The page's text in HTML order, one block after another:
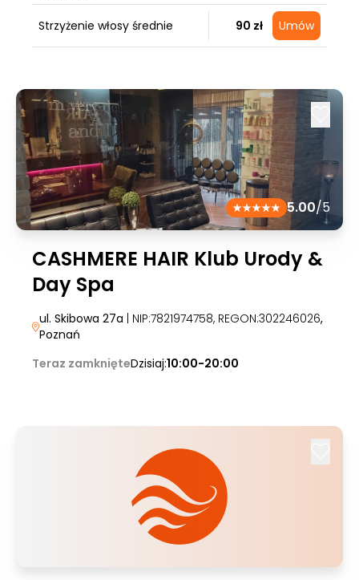
Strzyżenie włosy średnie 90 zł Umów
5.00/5
CASHMERE HAIR Klub Urody &
Day Spa
ul. Skibowa 27a | NIP:7821974758, REGON:302246026,
Poznań
Teraz zamknięteDzisiaj:10:00-20:00